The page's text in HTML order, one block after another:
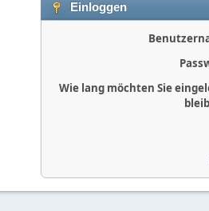
Einloggen
Wie lang möchten Sie